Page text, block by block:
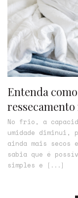
Entenda
No frio, a
umidade
ainda mais secos
sabia que é
simples e
[...]